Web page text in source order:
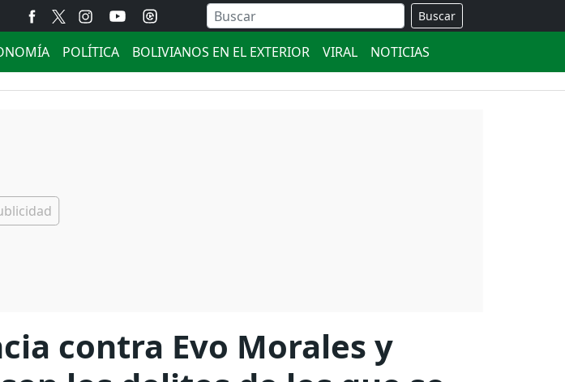
Buscar
POLÍTICA BOLIVIANOS EN EL EXTERIOR VIRAL NOTICIAS
contra Evo Morales y